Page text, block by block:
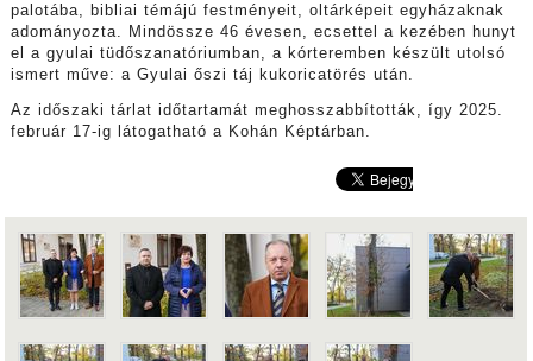
palotába, bibliai témájú festményeit, oltárképeit egyházaknak
adományozta. Mindössze 46 évesen, ecsettel a kezében hunyt
el a gyulai tüdőszanatóriumban, a kórteremben készült utolsó
ismert műve: a Gyulai őszi táj kukoricatörés után.
Az időszaki tárlat időtartamát meghosszabbították, így 2025.
február 17-ig látogatható a Kohán Képtárban.